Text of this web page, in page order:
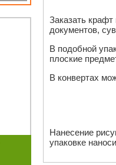
Заказать
документов,
В подобной
плоские
В конвертах
Нанесение
упаковке